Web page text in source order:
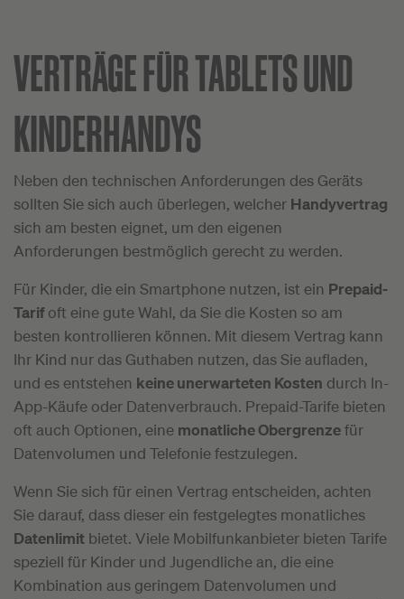
VERTRÄGE FÜR TABLETS UND
KINDERHANDYS
Neben den technischen Anforderungen des Geräts
sollten Sie sich auch überlegen, welcher Handyvertrag
sich am besten eignet, um den eigenen
Anforderungen bestmöglich gerecht zu werden.
Für Kinder, die ein Smartphone nutzen, ist ein Prepaid-
Tarif oft eine gute Wahl, da Sie die Kosten so am
besten kontrollieren können. Mit diesem Vertrag kann
Ihr Kind nur das Guthaben nutzen, das Sie aufladen,
und es entstehen keine unerwarteten Kosten durch In-
App-Käufe oder Datenverbrauch. Prepaid-Tarife bieten
oft auch Optionen, eine monatliche Obergrenzefür
Datenvolumen und Telefonie festzulegen.
Wenn Sie sich für einen Vertrag entscheiden, achten
Sie darauf, dass dieser ein festgelegtes monatliches
Datenlimit bietet. Viele Mobilfunkanbieter bieten Tarife
speziell für Kinder und Jugendliche an, die eine
Kombination aus geringem Datenvolumen und